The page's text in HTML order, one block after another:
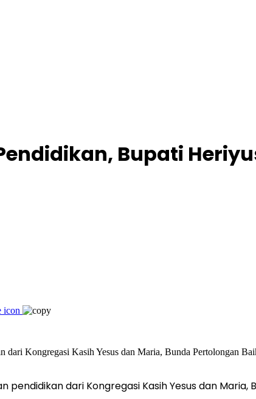
Bupati
dari Kongregasi Kasih Yesus dan Maria,